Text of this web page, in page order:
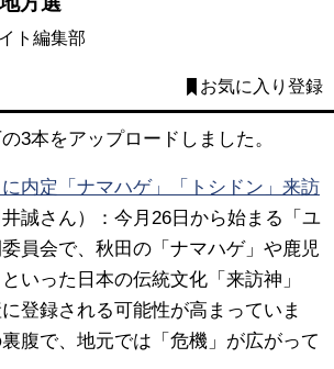
ト編集部
お気に入り登録
3本をアップロードしました。
に内定「ナマハゲ」「トシドン」来訪
井誠さん）：今月26日から始まる「ユ
員会で、秋田の「ナマハゲ」や鹿児
いった日本の伝統文化「来訪神」
登録される可能性が高まっていま
腹で、地元では「危機」が広がって